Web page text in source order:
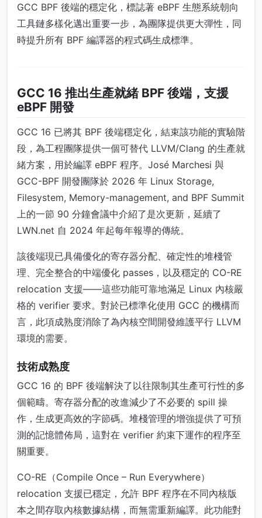
GCC BPF 後端的穩定化，標誌著 eBPF 生態系統朝向
工具鏈多樣化邁出重要一步，為團隊提供更大彈性，同
時提升所有 BPF 編譯器的程式碼生成標準。
GCC 16 推出生產就緒 BPF 後端，支援
eBPF 開發
GCC 16 已將其 BPF 後端穩定化，結束該功能的實驗階
段，為工程團隊提供一個可替代 LLVM/Clang 的生產就
緒方案，用於編譯 eBPF 程序。José Marchesi 與
GCC-BPF 開發團隊於 2026 年 Linux Storage,
Filesystem, Memory-management, and BPF Summit
上的一節 90 分鐘會議中介紹了是次更新，延續了
LWN.net 自 2024 年起每年報導的傳統。
該後端現已具備優化的寄存器分配、確定性的堆棧管
理、完全整合的中端優化 passes，以及穩定的 CO-RE
relocation 支援——這些功能可靠地滿足 Linux 內核嚴
格的 verifier 要求。對於已標準化使用 GCC 的機構而
言，此項成熟度消除了為內核空間開發維護平行 LLVM
環境的需要。
技術成熟度
GCC 16 的 BPF 後端解決了以往限制其生產可行性的多
個範疇。寄存器分配的改進減少了不必要的 spill 操
作，生成更高效的字節碼。堆棧管理的增強提供了可預
測的記憶體佈局，這對在 verifier 約束下運作的程序至
關重要。
CO-RE（Compile Once – Run Everywhere）
relocation 支援已穩定，允許 BPF 程序在不同內核版
本之間存取內核數據結構，而無需重新編譯。此功能對